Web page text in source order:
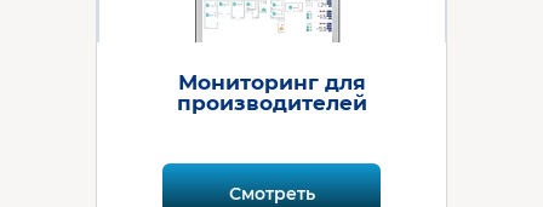
Мониторинг для
производителей
Смотреть